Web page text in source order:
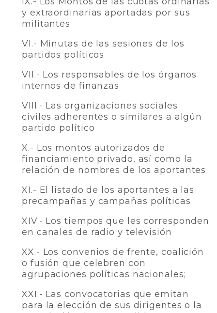
y extraordinarias aportadas por sus
militantes
VI.- Minutas de las sesiones de los
partidos políticos
VII.- Los responsables de los órganos
internos de finanzas
VIII.- Las organizaciones sociales
civiles adherentes o similares a algún
partido político
X.- Los montos autorizados de
financiamiento privado, así como la
relación de nombres de los aportantes
XI.- El listado de los aportantes a las
precampañas y campañas políticas
XIV.- Los tiempos que les corresponden
en canales de radio y televisión
XX.- Los convenios de frente, coalición
o fusión que celebren con
agrupaciones políticas nacionales;
XXI.- Las convocatorias que emitan
para la elección de sus dirigentes o la